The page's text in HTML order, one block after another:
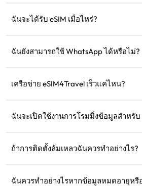
เพื่อยืนยันว่าอุปกรณ์ของคุณรองรับ eSIM
ฉันจะได้รับ eSIM เมื่อไหร่?
บนเว็บไซต์หลังจากการซื้อ
ฉันยังสามารถใช้ WhatsApp ได้หรือไม่?
เครือข่าย eSIM4Travel เร็วแค่ไหน?
สินค้า ความแข็งแกร่งของเครือข่ายขึ้น
ฉันจะเปิดใช้งานการโรมมิ่งข้อมูลสำหรับ
'บริการมือถือ' และเปิดใช้งาน 'การโรมมิ่ง
ถ้าการติดตั้งล้มเหลวฉันควรทำอย่างไร?
ไม่ เนื่องจาก eSIM แต่ละตัวสามารถติดตั้
ฉันควรทำอย่างไรหากข้อมูลหมดอายุหรื